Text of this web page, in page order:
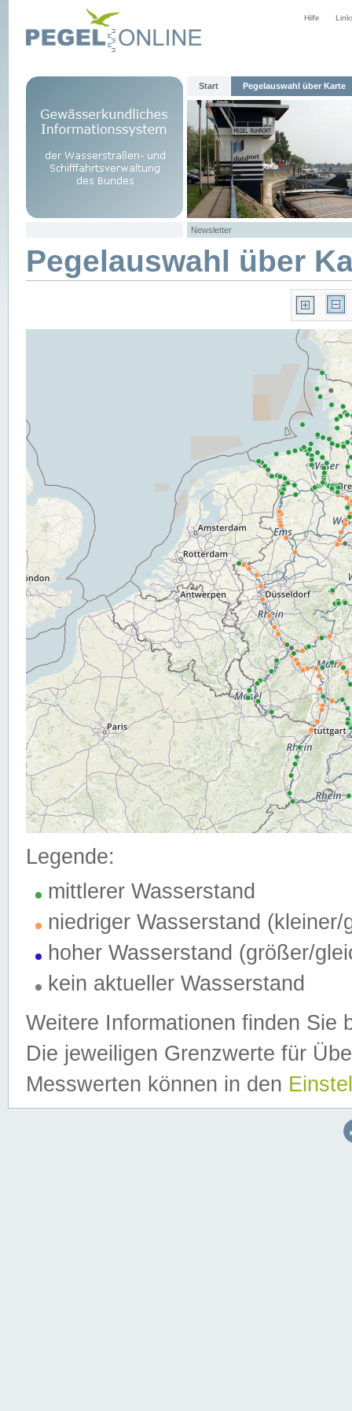
Hilfe
Start Pegelauswahl über Karte
Newsletter
Pegelauswahl über
Legende:
mittlerer Wasserstand
niedriger Wasserstand (kleiner/
hoher Wasserstand (größer/
kein aktueller Wasserstand
Weitere Informationen finden Sie
Die jeweiligen Grenzwerte für
Messwerten können in den